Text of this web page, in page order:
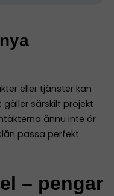
eller tjänster kan
särskilt projekt
ännu inte är
passa perfekt.
– pengar